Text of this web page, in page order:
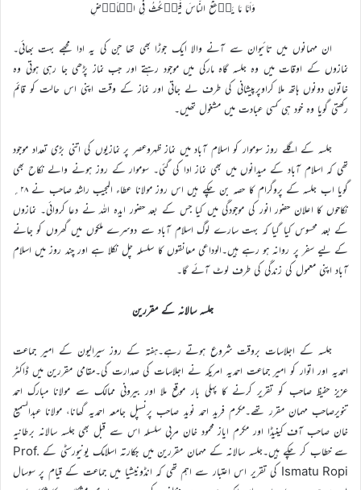
وَاَمَّا مَا یَنۡفَعُ النَّاسَ فَیَمۡکُثُ فِی الۡاَرۡضِ
ان مہمانوں میں تائیوان سے آنے والا ایک جوڑا بھی تھا جن کی یہ ادا مجھے بہت بھائی۔
نمازوں کے اوقات میں وہ جلسہ گاہ مارکی میں موجود رہتے اور جب نماز پڑھی جا رہی ہوتی وہ
خاتون دونوں ہاتھ ملا کراوپرپیشانی کی طرف لے جاتی اور نماز کے وقت اپنی اس حالت کو قائم
رکھتی گویا وہ خود ہی کسی عبادت میں مشغول تھیں۔
جلسہ کے اگلے روز سوموار کو اسلام آباد میں نماز ظہروعصر پر نمازیوں کی اتنی بڑی تعداد موجود
تھی کہ اسلام آباد کے میدانوں میں بھی نماز ادا کی گئی۔ سوموار کے روز ہونے والے نکاح بھی
گویا اب جلسہ کے پروگرام کا حصہ بن چکے ہیں اس روز مولانا عطاء المجیب راشد صاحب نے ۲۸؍
نکاحوں کا اعلان حضور انور کی موجودگی میں کیا جس کے بعد حضور ایدہ اللہ نے دعا کروائی۔ نمازوں
کے بعد محسوس کیا گیا کہ بہت سارے لوگ اسلام آباد سے دوسرے ملکوں میں گھروں کو جانے
کے لیے سفر پر روانہ ہو رہے ہیں۔الوداعی معانقوں کا سلسلہ چل نکلا ہے اور چند روز میں اسلام
آباد اپنی معمول کی زندگی کی طرف لوٹ آئے گا۔
جلسہ سالانہ کے مقررین
جلسہ کے اجلاسات بروقت شروع ہوتے رہے۔ہفتہ کے روز سیرالیون کے امیر جماعت
احمدیہ اور اتوار کو امیر جماعت احمدیہ امریکہ نے اجلاسات کی صدارت کی۔مقامی مقررین میں ڈاکٹر
عزیز حفیظ صاحب کو تقریر کرنے کا پہلی بار موقع ملا اور بیرونی ممالک سے مولانا مبارک احمد
تنویرصاحب مہمان مقرر تھے۔مکرم فرید احمد نوید صاحب پرنسپل جامعہ احمدیہ گھانا، مولانا عبدالسمیع
خان صاحب آف کینیڈا اور مکرم ایاز محمود خان مربی سلسلہ اس سے قبل بھی جلسہ سالانہ برطانیہ
سے خطاب کر چکے ہیں۔جلسہ سالانہ کے مہمان مقررین میں جکارتہ اسلامک یونیورسٹی کے Prof.
Ismatu Ropi کی تقریر اس اعتبار سے اہم تھی کہ انڈونیشیا میں جماعت کے قیام پر سوسال